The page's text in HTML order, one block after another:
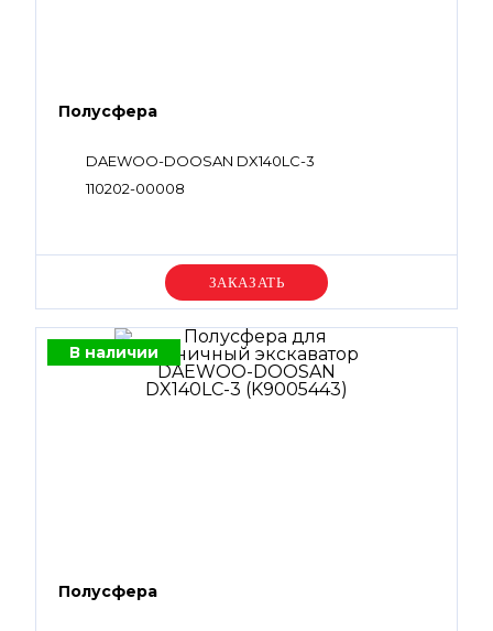
Полусфера
DAEWOO-DOOSAN DX140LC-3
110202-00008
Уточняйте цену
В наличии
Полусфера